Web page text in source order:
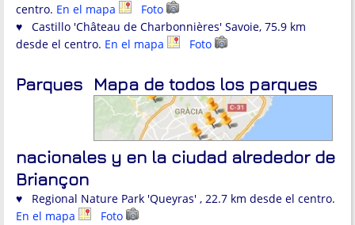
centro. En el mapa
Foto
♥ Castillo 'Château de Charbonnières' Savoie, 75.9 km
desde el centro. En el mapa Foto
Mapa de todos los parques
Parques
nacionales y en la ciudad alrededor de
Briançon
♥ Regional Nature Park 'Queyras' , 22.7 km desde el centro.
En el mapa
Foto